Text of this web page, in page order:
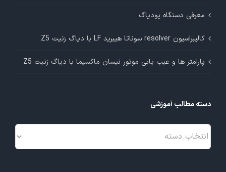
معرفی دستگاه یودیاگ
کالیبراسیون resolver سوناتا هیبرید LF با دیاگ زنیت Z5
پارامتر ها و عیب یابی موتور نیسان ماکسیما با دیاگ زنیت Z5
دسته مطالب آموزشی
دسته